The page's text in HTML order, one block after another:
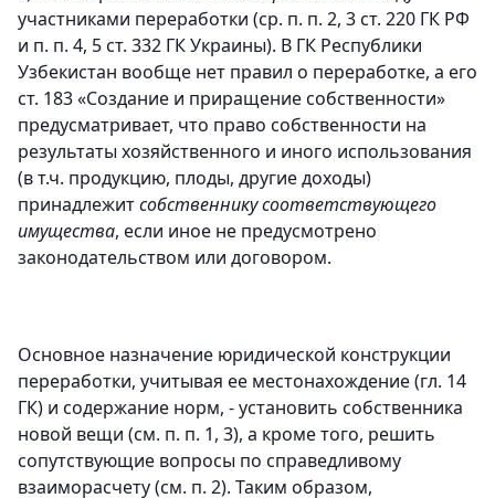
участниками переработки (ср. п. п. 2, 3 ст. 220 ГК РФ
и п. п. 4, 5 ст. 332 ГК Украины). В ГК Республики
Узбекистан вообще нет правил о переработке, а его
ст. 183 «Создание и приращение собственности»
предусматривает, что право собственности на
результаты хозяйственного и иного использования
(в т.ч. продукцию, плоды, другие доходы)
принадлежитсобственнику соответствующего
имущества, если иное не предусмотрено
законодательством или договором.
Основное назначение юридической конструкции
переработки, учитывая ее местонахождение (гл. 14
ГК) и содержание норм, - установить собственника
новой вещи (см. п. п. 1, 3), а кроме того, решить
сопутствующие вопросы по справедливому
взаиморасчету (см. п. 2). Таким образом,